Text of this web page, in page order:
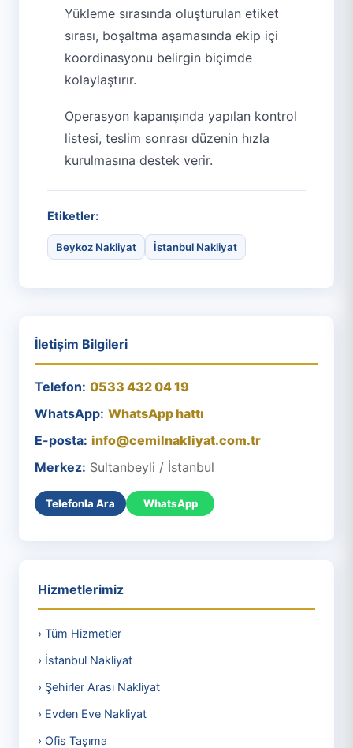
Yükleme sırasında oluşturulan etiket
sırası, boşaltma aşamasında ekip içi
koordinasyonu belirgin biçimde
kolaylaştırır.
Operasyon kapanışında yapılan kontrol
listesi, teslim sonrası düzenin hızla
kurulmasına destek verir.
Etiketler:
Beykoz Nakliyat İstanbul Nakliyat
İletişim Bilgileri
Telefon: 0533 432 04 19
WhatsApp: WhatsApp hattı
E-posta: info@cemilnakliyat.com.tr
Merkez: Sultanbeyli / İstanbul
Telefonla Ara WhatsApp
Hizmetlerimiz
› Tüm Hizmetler
› İstanbul Nakliyat
› Şehirler Arası Nakliyat
› Evden Eve Nakliyat
› Ofis Taşıma